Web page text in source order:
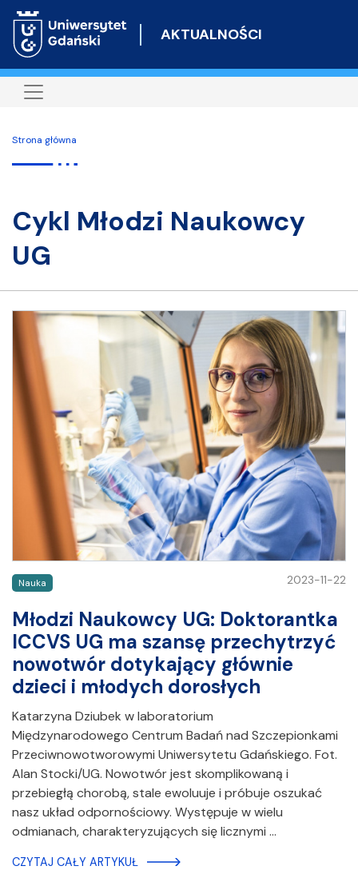
do
AKTUALNOŚCI
Strona główna
Cykl Młodzi Naukowcy
UG
Nauka 2023-11-22
Młodzi Naukowcy UG: Doktorantka
ICCVS UG ma szansę przechytrzyć
nowotwór dotykający głównie
dzieci i młodych dorosłych
Katarzyna Dziubek w laboratorium
Międzynarodowego Centrum Badań nad Szczepionkami
Przeciwnowotworowymi Uniwersytetu Gdańskiego. Fot.
Alan Stocki/UG. Nowotwór jest skomplikowaną i
przebiegłą chorobą, stale ewoluuje i próbuje oszukać
nasz układ odpornościowy. Występuje w wielu
odmianach, charakteryzujących się licznymi …
CZYTAJ CAŁY ARTYKUŁ